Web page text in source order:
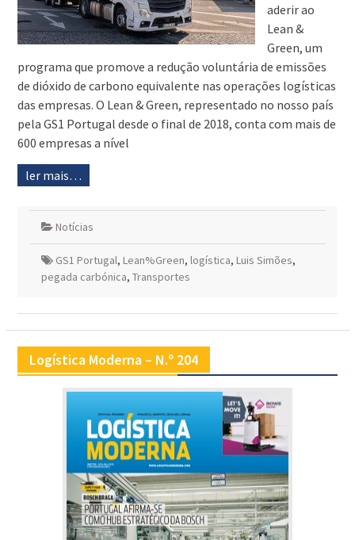
aderir ao
Lean &
Green, um
programa que promove a redução voluntária de emissões
de dióxido de carbono equivalente nas operações logísticas
das empresas. O Lean & Green, representado no nosso país
pela GS1 Portugal desde o final de 2018, conta com mais de
600 empresas a nível
ler mais…
Notícias
GS1 Portugal, Lean%Green, logística, Luis Simões,
pegada carbónica, Transportes
Logística Moderna – N.º 204